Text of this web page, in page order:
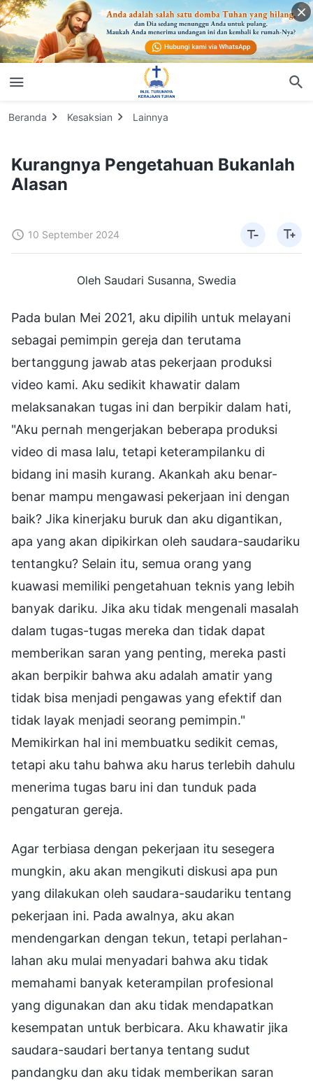
Beranda Kesaksian Lainnya
Kurangnya Pengetahuan Bukanlah
Alasan
10 September 2024
Oleh Saudari Susanna, Swedia
Pada bulan Mei 2021, aku dipilih untuk melayani
sebagai pemimpin gereja dan terutama
bertanggung jawab atas pekerjaan produksi
video kami. Aku sedikit khawatir dalam
melaksanakan tugas ini dan berpikir dalam hati,
"Aku pernah mengerjakan beberapa produksi
video di masa lalu, tetapi keterampilanku di
bidang ini masih kurang. Akankah aku benar-
benar mampu mengawasi pekerjaan ini dengan
baik? Jika kinerjaku buruk dan aku digantikan,
apa yang akan dipikirkan oleh saudara-saudariku
tentangku? Selain itu, semua orang yang
kuawasi memiliki pengetahuan teknis yang lebih
banyak dariku. Jika aku tidak mengenali masalah
dalam tugas-tugas mereka dan tidak dapat
memberikan saran yang penting, mereka pasti
akan berpikir bahwa aku adalah amatir yang
tidak bisa menjadi pengawas yang efektif dan
tidak layak menjadi seorang pemimpin."
Memikirkan hal ini membuatku sedikit cemas,
tetapi aku tahu bahwa aku harus terlebih dahulu
menerima tugas baru ini dan tunduk pada
pengaturan gereja.
Agar terbiasa dengan pekerjaan itu sesegera
mungkin, aku akan mengikuti diskusi apa pun
yang dilakukan oleh saudara-saudariku tentang
pekerjaan ini. Pada awalnya, aku akan
mendengarkan dengan tekun, tetapi perlahan-
lahan aku mulai menyadari bahwa aku tidak
memahami banyak keterampilan profesional
yang digunakan dan aku tidak mendapatkan
kesempatan untuk berbicara. Aku khawatir jika
saudara-saudari bertanya tentang sudut
pandangku dan aku tidak memberikan saran